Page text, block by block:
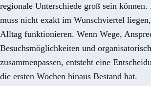
regionale Unterschiede groß sein können.
muss nicht exakt im Wunschviertel
Alltag funktionieren. Wenn Wege,
Besuchsmöglichkeiten und
zusammenpassen, entsteht eine
die ersten Wochen hinaus Bestand hat.